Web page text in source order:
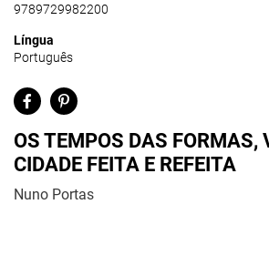
9789729982200
Língua
Português
OS TEMPOS DAS FORMAS,
CIDADE FEITA E REFEITA
Nuno Portas